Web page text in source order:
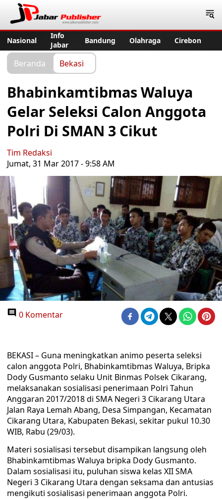
Nasional
Info
Jabar
Bandung Olahraga Cirebon
Beranda Bekasi
Bhabinkamtibmas Waluya
Gelar Seleksi Calon Anggota
Polri Di SMAN 3 Cikut
Tim Redaksi
Jumat, 31 Mar 2017 - 9:58 AM
0 Komentar
BEKASI – Guna meningkatkan animo peserta seleksi
calon anggota Polri, Bhabinkamtibmas Waluya, Bripka
Dody Gusmanto selaku Unit Binmas Polsek Cikarang,
melaksanakan sosialisasi penerimaan Polri Tahun
Anggaran 2017/2018 di SMA Negeri 3 Cikarang Utara
Jalan Raya Lemah Abang, Desa Simpangan, Kecamatan
Cikarang Utara, Kabupaten Bekasi, sekitar pukul 10.30
WIB, Rabu (29/03).
Materi sosialisasi tersebut disampikan langsung oleh
Bhabinkamtibmas Waluya bripka Dody Gusmanto.
Dalam sosialisasi itu, puluhan siswa kelas XII SMA
Negeri 3 Cikarang Utara dengan seksama dan antusias
mengikuti sosialisasi penerimaan anggota Polri.